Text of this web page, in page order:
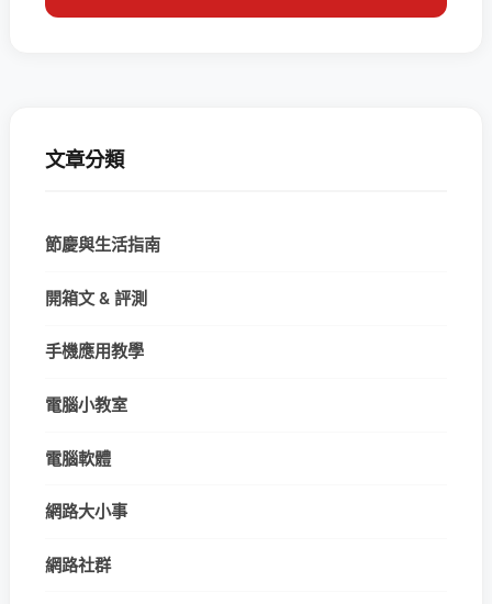
文章分類
節慶與生活指南
開箱文 & 評測
手機應用教學
電腦小教室
電腦軟體
網路大小事
網路社群